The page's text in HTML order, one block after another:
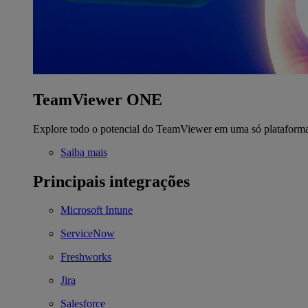
TeamViewer ONE
Explore todo o potencial do TeamViewer em uma só
Saiba mais
Principais integrações
Microsoft Intune
ServiceNow
Freshworks
Jira
Salesforce